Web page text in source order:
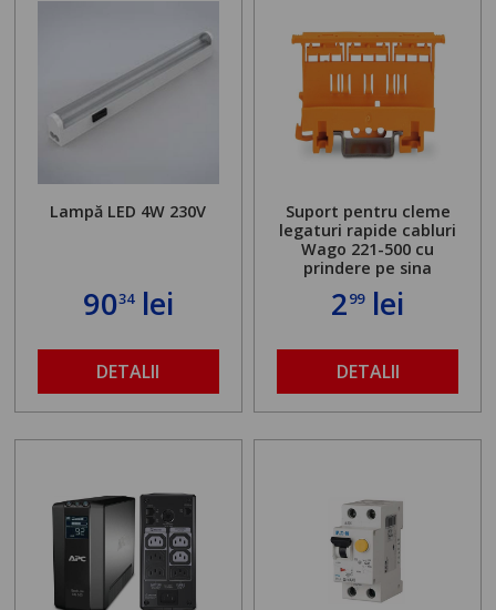
Lampă LED 4W 230V
9034lei
DETALII
Suport pentru cleme
legaturi rapide cabluri
Wago 221-500 cu
prindere pe sina
299lei
DETALII